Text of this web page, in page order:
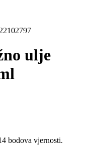
ulje
bodova vjernosti.